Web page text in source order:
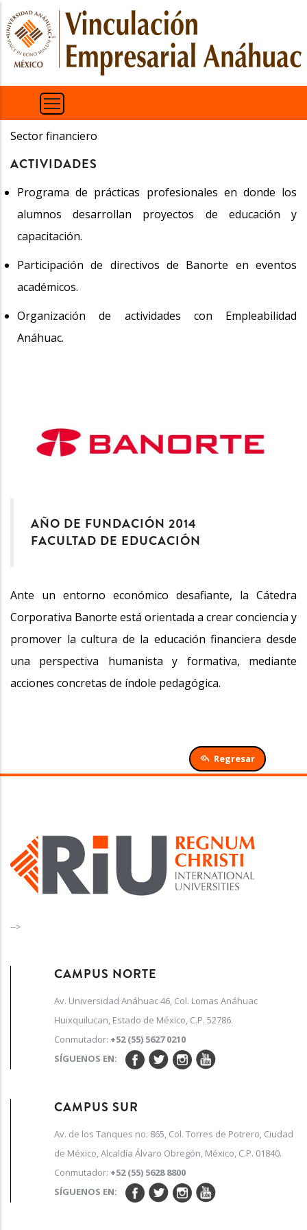
Pasar
al
contenido
principal
Sector financiero
ACTIVIDADES
Programa de prácticas profesionales en donde los
alumnos desarrollan proyectos de educación y
capacitación.
Participación de directivos de Banorte en eventos
académicos.
Organización de actividades con Empleabilidad
Anáhuac.
AÑO DE FUNDACIÓN 2014
FACULTAD DE EDUCACIÓN
Ante un entorno económico desafiante, la Cátedra
Corporativa Banorte está orientada a crear conciencia y
promover la cultura de la educación financiera desde
una perspectiva humanista y formativa, mediante
acciones concretas de índole pedagógica.
Regresar
-->
CAMPUS NORTE
Av. Universidad Anáhuac 46, Col. Lomas Anáhuac
Huixquilucan, Estado de México, C.P. 52786.
Conmutador: +52 (55) 5627 0210
SÍGUENOS EN:
CAMPUS SUR
Av. de los Tanques no. 865, Col. Torres de Potrero, Ciudad
de México, Alcaldía Álvaro Obregón, México, C.P. 01840.
Conmutador: +52 (55) 5628 8800
SÍGUENOS EN: